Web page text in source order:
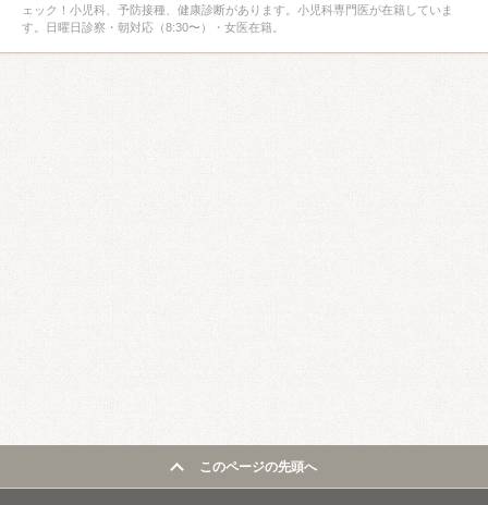
ェック！小児科、予防接種、健康診断があります。小児科専門医が在籍していま
す。日曜日診察・朝対応（8:30〜）・女医在籍。
このページの先頭へ